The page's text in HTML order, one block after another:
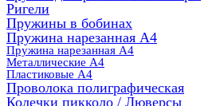
Ригели
Пружины в бобинах
Пружина нарезанная А4
Пружина нарезанная А4
Металлические А4
Пластиковые А4
Проволока полиграфическая
Колечки пикколо / Люверсы